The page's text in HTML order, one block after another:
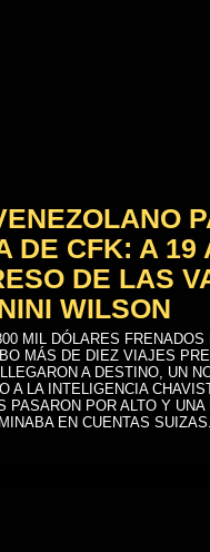
DE CFK: A 19
DE LAS
WILSON
MIL DÓLARES FRENADOS
MÁS DE DIEZ VIAJES
A DESTINO, UN
A LA INTELIGENCIA
PASARON POR ALTO Y UNA
EN CUENTAS SUIZAS.